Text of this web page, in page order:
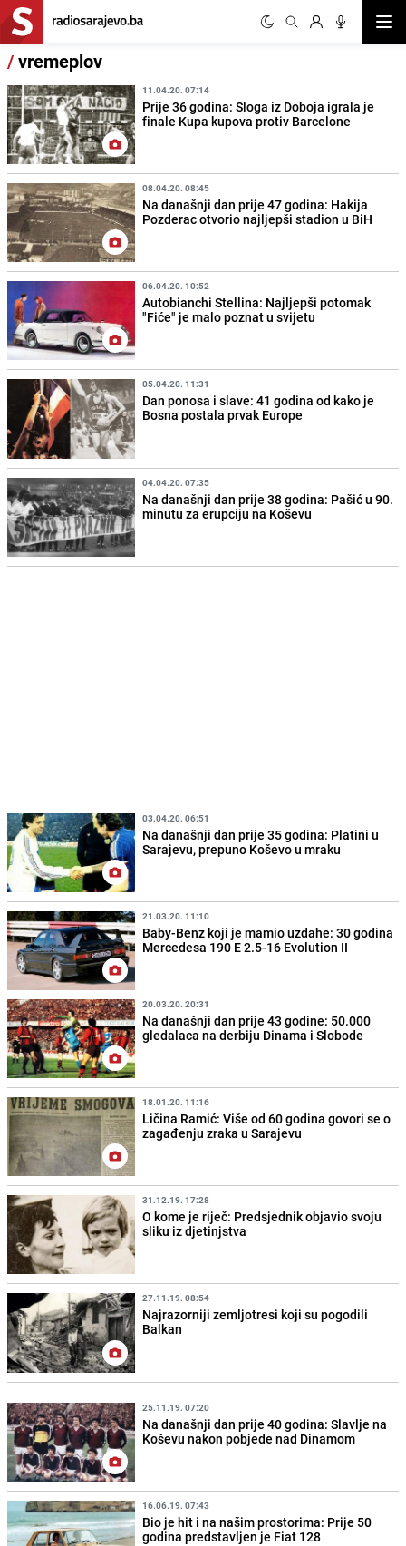
/vremeplov
11.04.20. 07:14
Prije 36 godina: Sloga iz Doboja igrala je
finale Kupa kupova protiv Barcelone
08.04.20. 08:45
Na današnji dan prije 47 godina: Hakija
Pozderac otvorio najljepši stadion u BiH
06.04.20. 10:52
Autobianchi Stellina: Najljepši potomak
"Fiće" je malo poznat u svijetu
05.04.20. 11:31
Dan ponosa i slave: 41 godina od kako je
Bosna postala prvak Europe
04.04.20. 07:35
Na današnji dan prije 38 godina: Pašić u 90.
minutu za erupciju na Koševu
03.04.20. 06:51
Na današnji dan prije 35 godina: Platini u
Sarajevu, prepuno Koševo u mraku
21.03.20. 11:10
Baby-Benz koji je mamio uzdahe: 30 godina
Mercedesa 190 E 2.5-16 Evolution II
20.03.20. 20:31
Na današnji dan prije 43 godine: 50.000
gledalaca na derbiju Dinama i Slobode
18.01.20. 11:16
Ličina Ramić: Više od 60 godina govori se o
zagađenju zraka u Sarajevu
31.12.19. 17:28
O kome je riječ: Predsjednik objavio svoju
sliku iz djetinjstva
27.11.19. 08:54
Najrazorniji zemljotresi koji su pogodili
Balkan
25.11.19. 07:20
Na današnji dan prije 40 godina: Slavlje na
Koševu nakon pobjede nad Dinamom
16.06.19. 07:43
Bio je hit i na našim prostorima: Prije 50
godina predstavljen je Fiat 128